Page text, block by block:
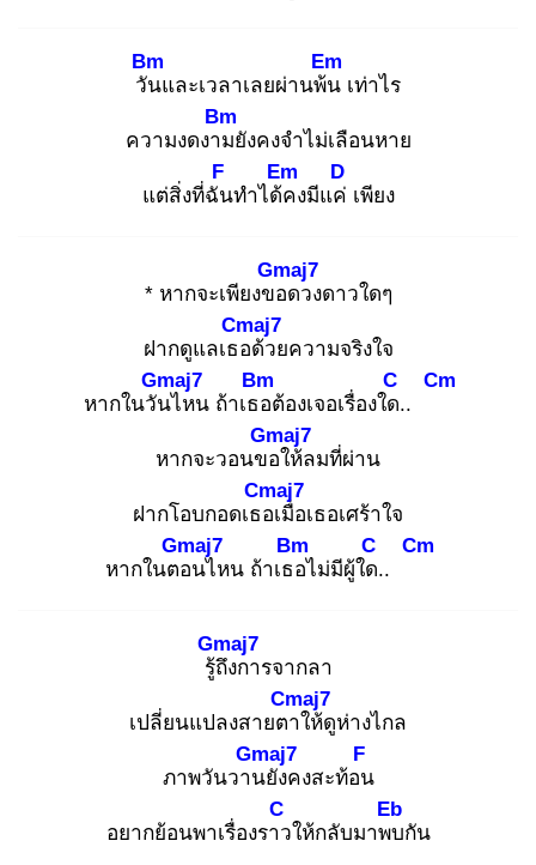
วัน
Bm
และเวลาเลยผ่านพ้น
Em
เท่าไร
ความงดงาม
Bm
ยังคงจำไม่เลือนหาย
แต่สิ่งที่ฉัน
F
ทำได้ค
Em
งมีแค่
D
เพียง
* หากจะเพียงขอ
Gmaj7
ดวงดาวใดๆ
ฝากดูแลเธอ
Cmaj7
ด้วยความจริงใจ
หากในวัน
Gmaj7
ไหน ถ้าเธอ
Bm
ต้องเจอเรื่องใด.
C
.
Cm
หากจะวอนขอ
Gmaj7
ให้ลมที่ผ่าน
ฝากโอบกอดเธอ
Cmaj7
เมื่อเธอเศร้าใจ
หากในตอ
Gmaj7
นไหน ถ้าเธอ
Bm
ไม่มีผู้ใด.
C
.
Cm
รู้ถึ
Gmaj7
งการจากลา
เปลี่ยนแปลงสายตา
Cmaj7
ให้ดูห่างไกล
ภาพวันวาน
Gmaj7
ยังคงสะท้อน
F
อยากย้อนพาเรื่องราว
C
ให้กลับมาพบ
Eb
กัน